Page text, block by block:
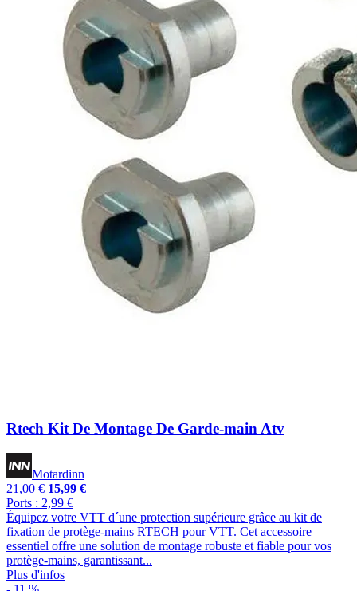
Rtech Kit De Montage De Garde-main Atv
Motardinn
21,00 € 15,99 €
Ports : 2,99 €
Équipez votre VTT d´une protection supérieure grâce au kit de
fixation de protège-mains RTECH pour VTT. Cet accessoire
essentiel offre une solution de montage robuste et fiable pour vos
protège-mains, garantissant...
Plus d'infos